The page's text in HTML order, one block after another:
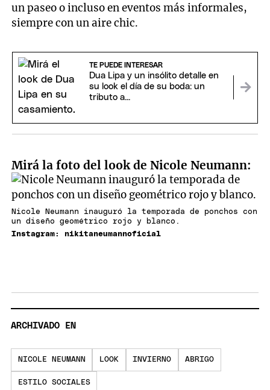
un paseo o incluso en eventos más informales,
siempre con un aire chic.
TE PUEDE INTERESAR
Dua Lipa y un insólito detalle en
su look el día de su boda: un
tributo a...
Mirá la foto del look de Nicole Neumann:
Nicole Neumann inauguró la temporada de ponchos con
un diseño geométrico rojo y blanco.
Instagram: nikitaneumannoficial
ARCHIVADO EN
NICOLE NEUMANN LOOK INVIERNO ABRIGO
ESTILO SOCIALES